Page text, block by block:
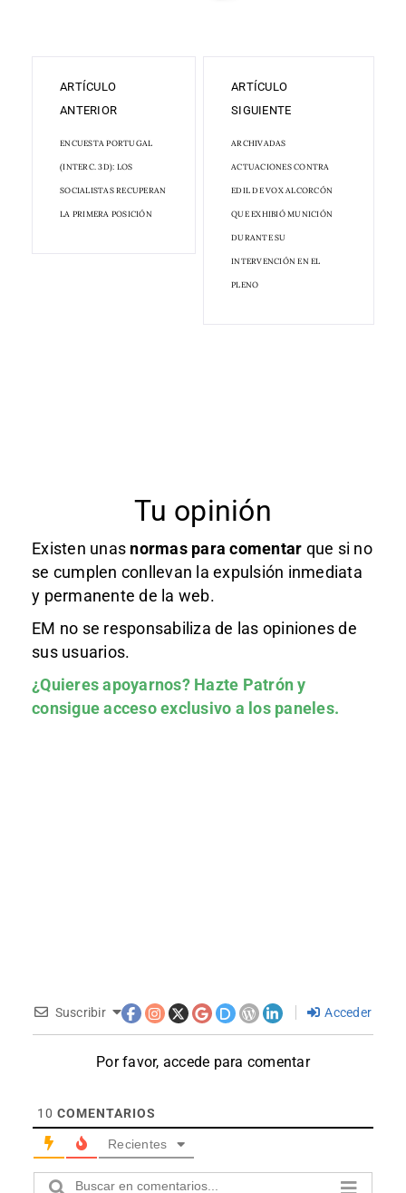
ARTÍCULO
ANTERIOR
ENCUESTA PORTUGAL
(INTERC. 3D): LOS
SOCIALISTAS RECUPERAN
LA PRIMERA POSICIÓN
ARTÍCULO
SIGUIENTE
ARCHIVADAS
ACTUACIONES CONTRA
EDIL DE VOX ALCORCÓN
QUE EXHIBIÓ MUNICIÓN
DURANTE SU
INTERVENCIÓN EN EL
PLENO
Tu opinión
Existen unas normas para comentar que si no
se cumplen conllevan la expulsión inmediata
y permanente de la web.
EM no se responsabiliza de las opiniones de
sus usuarios.
¿Quieres apoyarnos? Hazte Patróny
consigue acceso exclusivo a los paneles.
Suscribir Acceder
Por favor, accede para comentar
10 COMENTARIOS
Recientes